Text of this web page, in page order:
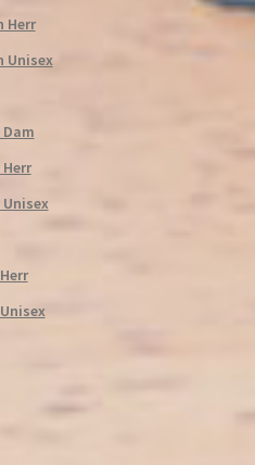
Herr
Unisex
Dam
Herr
Unisex